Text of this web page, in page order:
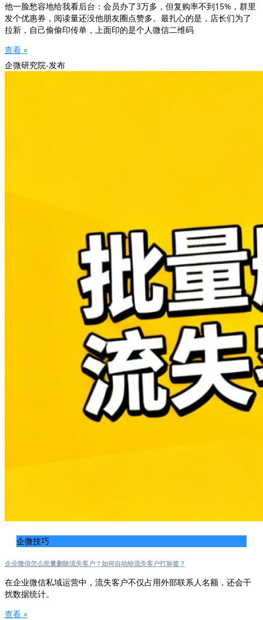
他一脸愁容地给我看后台：会员办了3万多，但复购率不到15%，群里
发个优惠券，阅读量还没他朋友圈点赞多。最扎心的是，店长们为了
拉新，自己偷偷印传单，上面印的是个人微信二维码
查看 »
企微研究院-发布
企微技巧
企业微信怎么批量删除流失客户？如何自动给流失客户打标签？
在企业微信私域运营中，流失客户不仅占用外部联系人名额，还会干
扰数据统计。
查看 »